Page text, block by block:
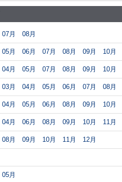
07月 08月
05月 06月 07月 08月 09月 10月
04月 05月 07月 08月 09月 10月
03月 04月 05月 06月 07月 08月
04月 05月 06月 08月 09月 10月
04月 06月 08月 09月 10月 11月
08月 09月 10月 11月 12月
05月